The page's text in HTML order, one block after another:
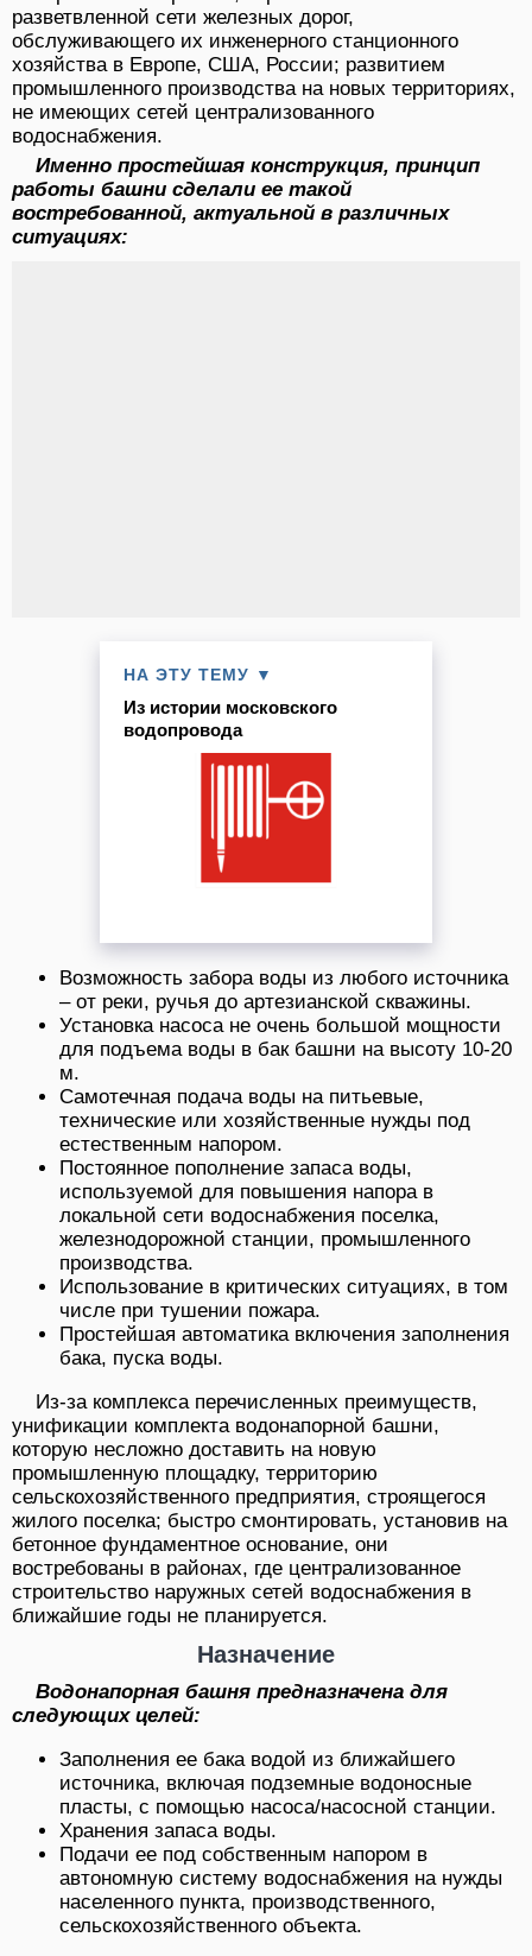
разветвленной сети железных дорог,
обслуживающего их инженерного станционного
хозяйства в Европе, США, России; развитием
промышленного производства на новых территориях,
не имеющих сетей централизованного
водоснабжения.
Именно простейшая конструкция, принцип
работы башни сделали ее такой
востребованной, актуальной в различных
ситуациях:
НА ЭТУ ТЕМУ ▼
Из истории московского
водопровода
Возможность забора воды из любого источника
– от реки, ручья до артезианской скважины.
Установка насоса не очень большой мощности
для подъема воды в бак башни на высоту 10-20
м.
Самотечная подача воды на питьевые,
технические или хозяйственные нужды под
естественным напором.
Постоянное пополнение запаса воды,
используемой для повышения напора в
локальной сети водоснабжения поселка,
железнодорожной станции, промышленного
производства.
Использование в критических ситуациях, в том
числе при тушении пожара.
Простейшая автоматика включения заполнения
бака, пуска воды.
Из-за комплекса перечисленных преимуществ,
унификации комплекта водонапорной башни,
которую несложно доставить на новую
промышленную площадку, территорию
сельскохозяйственного предприятия, строящегося
жилого поселка; быстро смонтировать, установив на
бетонное фундаментное основание, они
востребованы в районах, где централизованное
строительство наружных сетей водоснабжения в
ближайшие годы не планируется.
Назначение
Водонапорная башня предназначена для
следующих целей:
Заполнения ее бака водой из ближайшего
источника, включая подземные водоносные
пласты, с помощью насоса/насосной станции.
Хранения запаса воды.
Подачи ее под собственным напором в
автономную систему водоснабжения на нужды
населенного пункта, производственного,
сельскохозяйственного объекта.